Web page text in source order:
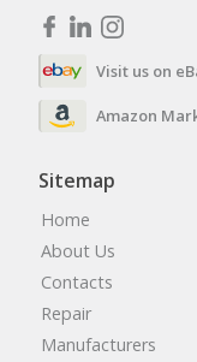
Visit us on
Amazon
Sitemap
Home
About Us
Contacts
Repair
Manufacturers